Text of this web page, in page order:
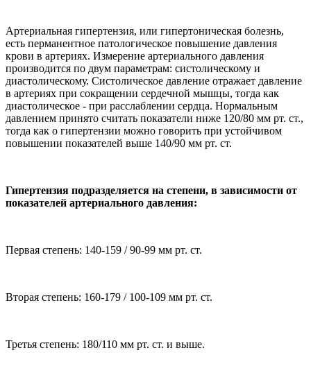
Артериальная гипертензия, или гипертоническая болезнь,
есть перманентное патологическое повышение давления
крови в артериях. Измерение артериального давления
производится по двум параметрам: систолическому и
диастолическому. Систолическое давление отражает давление
в артериях при сокращении сердечной мышцы, тогда как
диастолическое - при расслаблении сердца. Нормальным
давлением принято считать показатели ниже 120/80 мм рт. ст.,
тогда как о гипертензии можно говорить при устойчивом
повышении показателей выше 140/90 мм рт. ст.
Гипертензия подразделяется на степени, в зависимости от
показателей артериального давления:
Первая степень: 140-159 / 90-99 мм рт. ст.
Вторая степень: 160-179 / 100-109 мм рт. ст.
Третья степень: 180/110 мм рт. ст. и выше.